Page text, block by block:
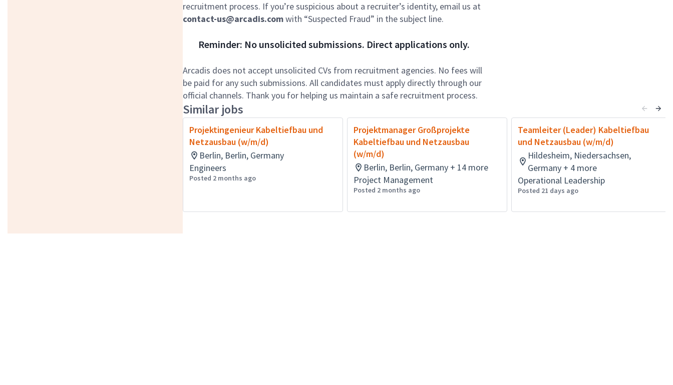
recruitment process. If you’re suspicious about a recruiter’s identity, email us at
contact-us@arcadis.comwith “Suspected Fraud” in the subject line.
Reminder: No unsolicited submissions. Direct applications only.
Arcadis does not accept unsolicited CVs from recruitment agencies. No fees will
be paid for any such submissions. All candidates must apply directly through our
official channels. Thank you for helping us maintain a safe recruitment process.
Similar jobs
Projektingenieur Kabeltiefbau und
Netzausbau (w/m/d)
Berlin, Berlin, Germany
Engineers
Posted 2 months ago
Projektmanager Großprojekte
Kabeltiefbau und Netzausbau
(w/m/d)
Berlin, Berlin, Germany + 14 more
Project Management
Posted 2 months ago
Teamleiter (Leader) Kabeltiefbau
und Netzausbau (w/m/d)
Hildesheim, Niedersachsen,
Germany + 4 more
Operational Leadership
Posted 21 days ago